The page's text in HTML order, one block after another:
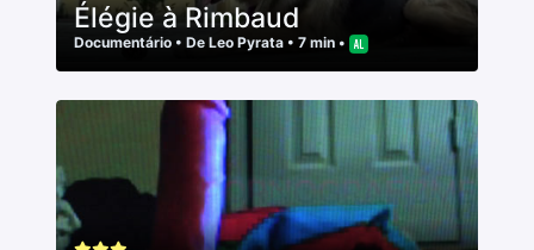
Élégie à Rimbaud
Documentário • De Leo Pyrata • 7 min •